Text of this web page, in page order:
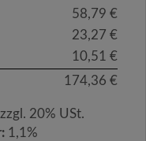
58,79 €
23,27 €
10,51 €
174,36 €
20% USt.
1,1%